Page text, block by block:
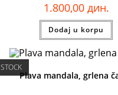
1.800,00 дин.
Dodaj u korpu
Plava mandala, grlena